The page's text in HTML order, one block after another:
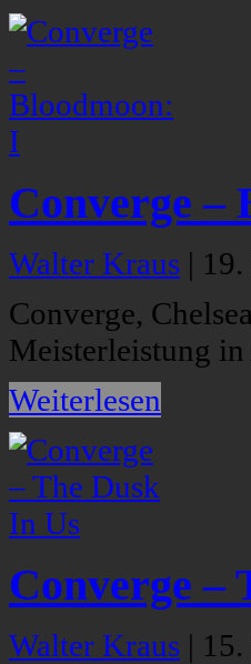
Converge –
Walter Kraus |
Converge,
Meisterleistung
Weiterlesen
Converge –
Walter Kraus |